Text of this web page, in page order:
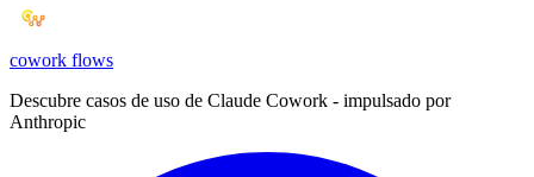
cowork flows
Descubre casos de uso de Claude Cowork - impulsado por
Anthropic